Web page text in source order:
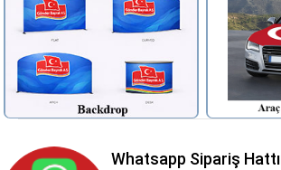
Whatsapp Sipariş Hattı